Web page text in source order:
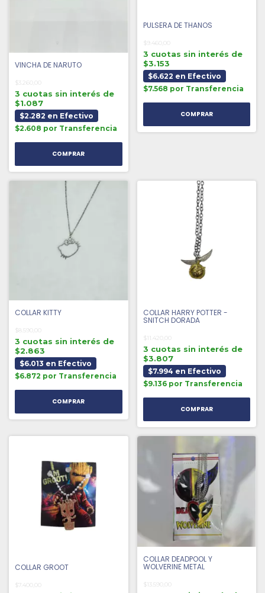
VINCHA DE NARUTO
$3.260,00
3 cuotas sin interés de
$1.087
$2.282 en Efectivo
$2.608 por Transferencia
PULSERA DE THANOS
$9.460,00
3 cuotas sin interés de
$3.153
$6.622 en Efectivo
$7.568 por Transferencia
COLLAR KITTY
$8.590,00
3 cuotas sin interés de
$2.863
$6.013 en Efectivo
$6.872 por Transferencia
COLLAR HARRY POTTER -
SNITCH DORADA
$11.420,00
3 cuotas sin interés de
$3.807
$7.994 en Efectivo
$9.136 por Transferencia
COLLAR GROOT
$7.400,00
COLLAR DEADPOOL Y
WOLVERINE METAL
$13.590,00